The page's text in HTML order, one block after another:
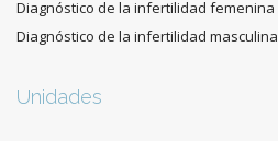
Diagnóstico de la infertilidad femenina
Diagnóstico de la infertilidad masculina
Unidades